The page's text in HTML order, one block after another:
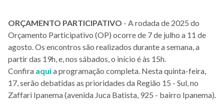
ORÇAMENTO PARTICIPATIVO - A rodada de 2025 do
Orçamento Participativo (OP) ocorre de 7 de julho a 11 de
agosto. Os encontros são realizados durante a semana, a
partir das 19h, e, nos sábados, o início é às 15h.
Confira aquia programação completa. Nesta quinta-feira,
17, serão debatidas as prioridades da Região 15 - Sul, no
Zaffari Ipanema (avenida Juca Batista, 925 - bairro Ipanema).